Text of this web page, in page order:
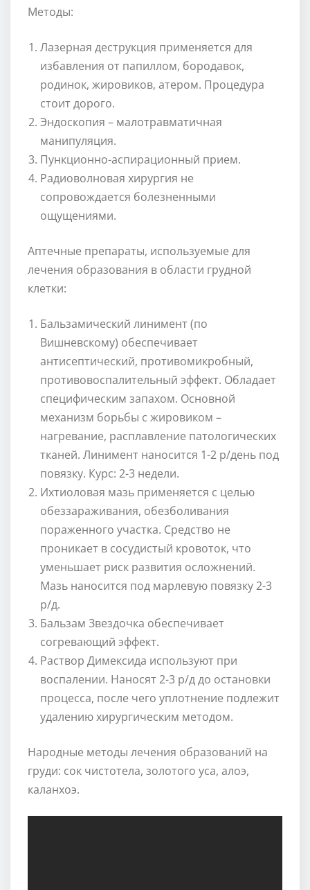
Методы:
Лазерная деструкция применяется для
избавления от папиллом, бородавок,
родинок, жировиков, атером. Процедура
стоит дорого.
Эндоскопия – малотравматичная
манипуляция.
Пункционно-аспирационный прием.
Радиоволновая хирургия не
сопровождается болезненными
ощущениями.
Аптечные препараты, используемые для
лечения образования в области грудной
клетки:
Бальзамический линимент (по
Вишневскому) обеспечивает
антисептический, противомикробный,
противовоспалительный эффект. Обладает
специфическим запахом. Основной
механизм борьбы с жировиком –
нагревание, расплавление патологических
тканей. Линимент наносится 1-2 р/день под
повязку. Курс: 2-3 недели.
Ихтиоловая мазь применяется с целью
обеззараживания, обезболивания
пораженного участка. Средство не
проникает в сосудистый кровоток, что
уменьшает риск развития осложнений.
Мазь наносится под марлевую повязку 2-3
р/д.
Бальзам Звездочка обеспечивает
согревающий эффект.
Раствор Димексида используют при
воспалении. Наносят 2-3 р/д до остановки
процесса, после чего уплотнение подлежит
удалению хирургическим методом.
Народные методы лечения образований на
груди: сок чистотела, золотого уса, алоэ,
каланхоэ.